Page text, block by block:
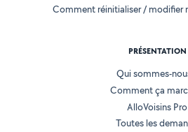
Comment réinitialiser / modifier
PRÉSENTATION
Qui sommes-
Comment ça
AlloVoisins Pro
Toutes les